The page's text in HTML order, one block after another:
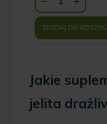
DODAJ DO
Jakie
jelita